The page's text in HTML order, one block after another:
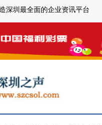
深圳最全面的企业资讯平台